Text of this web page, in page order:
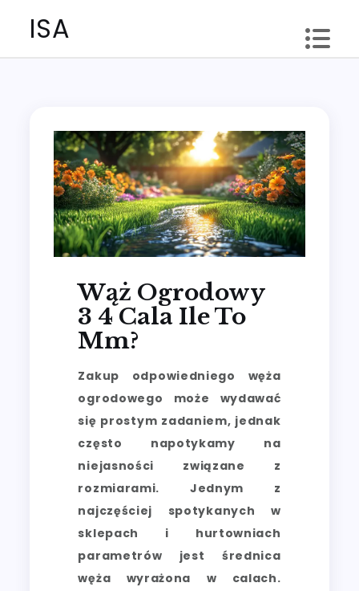
ISA
Wąż Ogrodowy
3 4 Cala Ile To
Mm?
Zakup odpowiedniego węża
ogrodowego może wydawać
się prostym zadaniem, jednak
często napotykamy na
niejasności związane z
rozmiarami. Jednym z
najczęściej spotykanych w
sklepach i hurtowniach
parametrów jest średnica
węża wyrażona w calach.